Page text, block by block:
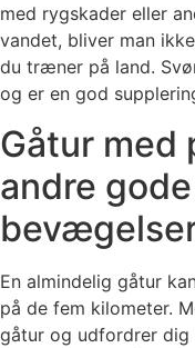
med rygskader eller
vandet, bliver man
du træner på land.
og er en god
Gåtur med
andre
En almindelig gåtur
på de fem kilometer.
gåtur og udfordrer dig